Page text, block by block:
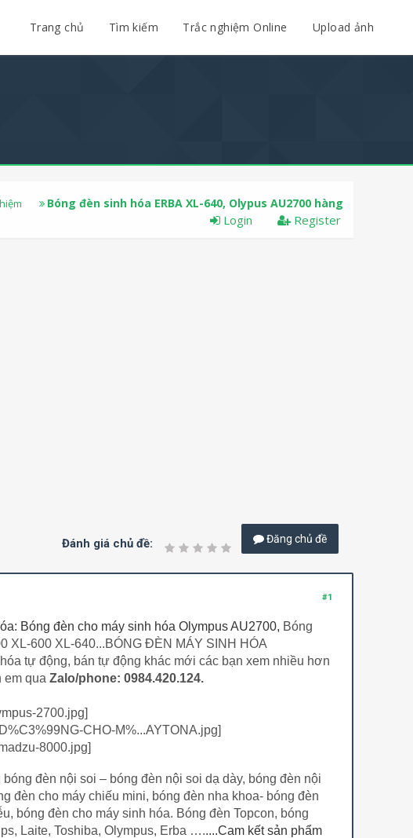
Trang chủ Tìm kiếm Trắc nghiệm Online Upload ảnh
Bóng đèn sinh hóa ERBA XL-640, Olypus AU2700 hàng
Register
Login
Đăng chủ đề
Đánh giá chủ đề:
#1
Bóng đèn cho máy sinh hóa Olympus AU2700, Bóng
XL-600 XL-640...BÓNG ĐÈN MÁY SINH HÓA
tự động, bán tự động khác mới các bạn xem nhiều hơn
em qua Zalo/phone: 0984.420.124.
bóng đèn nội soi – bóng đèn nội soi dạ dày, bóng đèn nội
đèn cho máy chiếu mini, bóng đèn nha khoa- bóng đèn
bóng đèn cho máy sinh hóa. Bóng đèn Topcon, bóng
Laite, Toshiba, Olympus, Erba ….....Cam kết sản phẩm